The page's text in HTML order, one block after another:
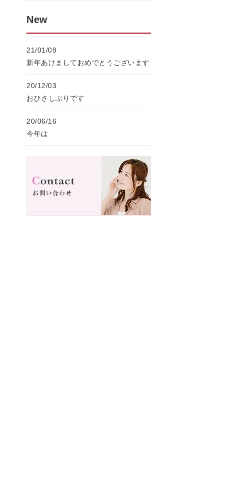
New
21/01/08
新年あけましておめでとうございます
20/12/03
おひさしぶりです
20/06/16
今年は